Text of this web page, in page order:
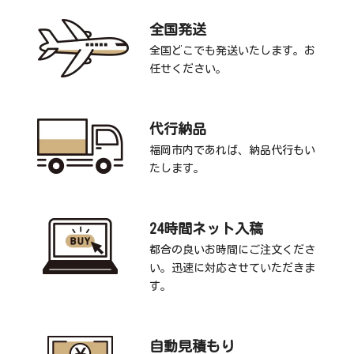
全国発送
全国どこでも発送いたします。お
任せください。
代行納品
福岡市内であれば、納品代行もい
たします。
24時間ネット入稿
都合の良いお時間にご注文くださ
い。迅速に対応させていただきま
す。
自動見積もり